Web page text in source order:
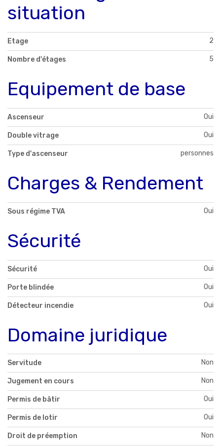
situation
Etage 2
Nombre d'étages 5
Equipement de base
Ascenseur Oui
Double vitrage Oui
Type d'ascenseur personnes
Charges & Rendement
Sous régime TVA Oui
Sécurité
Sécurité Oui
Porte blindée Oui
Détecteur incendie Oui
Domaine juridique
Servitude Non
Jugement en cours Non
Permis de bâtir Oui
Permis de lotir Oui
Droit de préemption Non